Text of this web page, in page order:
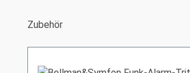
Produktgalerie überspringen
Zubehör